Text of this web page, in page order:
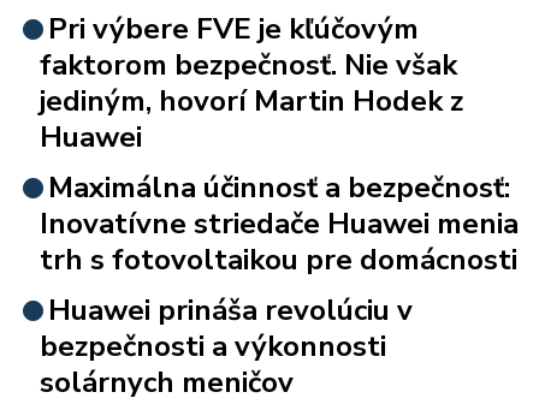
Pri výbere FVE je kľúčovým
faktorom bezpečnosť. Nie však
jediným, hovorí Martin Hodek z
Huawei
Maximálna účinnosť a bezpečnosť:
Inovatívne striedače Huawei menia
trh s fotovoltaikou pre domácnosti
Huawei prináša revolúciu v
bezpečnosti a výkonnosti
solárnych meničov